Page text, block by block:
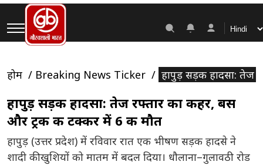
होम Breaking News Ticker हापुड़ सड़क हादसा: तेज
हापुड़ सड़क हादसा: तेज रफ्तार का कहर, बस
और ट्रक की टक्कर में 6 की मौत
हापुड़ (उत्तर प्रदेश) में रविवार रात एक भीषण सड़क हादसे ने
शादी की खुशियों को मातम में बदल दिया। धौलाना–गुलावठी रोड